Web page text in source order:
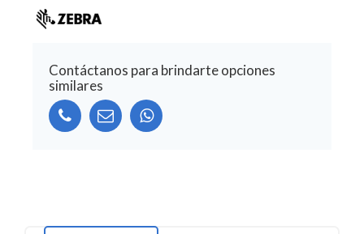
Contáctanos para brindarte opciones
similares